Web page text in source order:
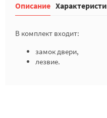
Описание
В комплект входит:
замок двери,
лезвие.